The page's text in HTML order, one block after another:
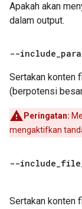
Apakah akan
dalam output.
--include_
Sertakan konten
(berpotensi
Peringatan:
mengaktifkan
--include_file
Sertakan konten